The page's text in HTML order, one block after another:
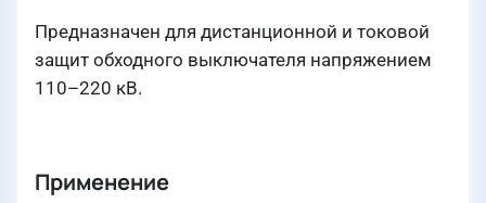
Предназначен для дистанционной и токовой
защит обходного выключателя напряжением
110–220 кВ.
Применение